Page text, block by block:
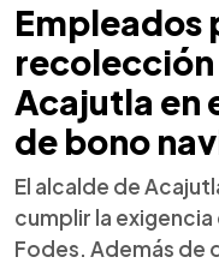
Empleados
recolección
Acajutla en
de bono
El alcalde de
cumplir la
Fodes. Además de